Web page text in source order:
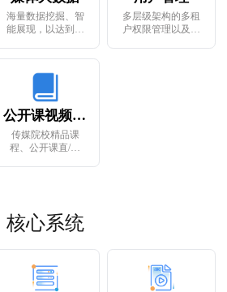
海量数据挖掘、智
能展现，以达到识
多层级架构的多租
户权限管理以及围
公开课视频资源库
传媒院校精品课
程、公开课直/录
核心系统